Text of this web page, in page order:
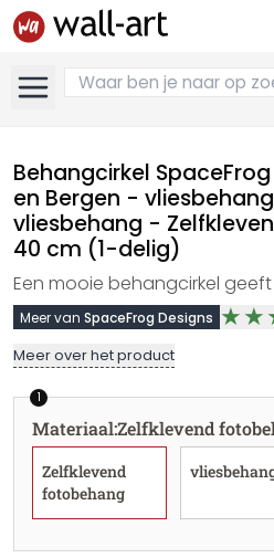
Behangcirkel
en Bergen -
vliesbehang -
40 cm (1-delig)
Een mooie behangcirkel
Meer van SpaceFrog Designs
Meer over het product
1
Materiaal:Zelfklevend
Zelfklevend
fotobehang